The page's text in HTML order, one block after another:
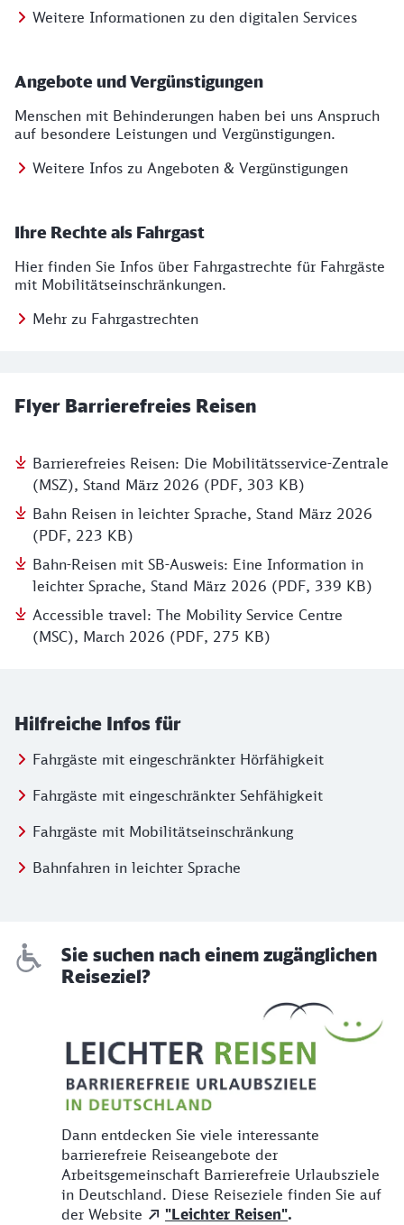
Weitere Informationen zu den digitalen Services
Angebote und Vergünstigungen
Menschen mit Behinderungen haben bei uns Anspruch
auf besondere Leistungen und Vergünstigungen.
Weitere Infos zu Angeboten & Vergünstigungen
Ihre Rechte als Fahrgast
Hier finden Sie Infos über Fahrgastrechte für Fahrgäste
mit Mobilitätseinschränkungen.
Mehr zu Fahrgastrechten
Flyer Barrierefreies Reisen
Barrierefreies Reisen: Die Mobilitätsservice-Zentrale
(MSZ), Stand März 2026 (PDF, 303 KB)
Bahn Reisen in leichter Sprache, Stand März 2026
(PDF, 223 KB)
Bahn-Reisen mit SB-Ausweis: Eine Information in
leichter Sprache, Stand März 2026 (PDF, 339 KB)
Accessible travel: The Mobility Service Centre
(MSC), March 2026 (PDF, 275 KB)
Hilfreiche Infos für
Fahrgäste mit eingeschränkter Hörfähigkeit
Fahrgäste mit eingeschränkter Sehfähigkeit
Fahrgäste mit Mobilitätseinschränkung
Bahnfahren in leichter Sprache
Sie suchen nach einem zugänglichen
Reiseziel?
Dann entdecken Sie viele interessante
barrierefreie Reiseangebote der
Arbeitsgemeinschaft Barrierefreie Urlaubsziele
in Deutschland. Diese Reiseziele finden Sie auf
der Website
"Leichter Reisen".